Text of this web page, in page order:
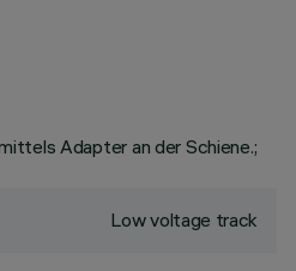
Adapter an der Schiene.;
Low voltage track